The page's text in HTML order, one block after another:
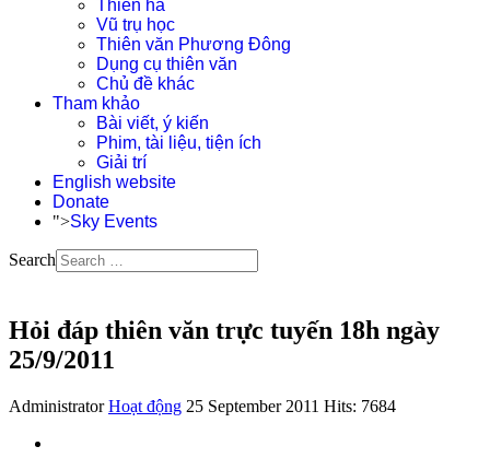
Thiên hà
Vũ trụ học
Thiên văn Phương Đông
Dụng cụ thiên văn
Chủ đề khác
Tham khảo
Bài viết, ý kiến
Phim, tài liệu, tiện ích
Giải trí
English website
Donate
">Sky Events
Search
Hỏi đáp thiên văn trực tuyến 18h ngày
25/9/2011
Administrator Hoạt động 25 September 2011 Hits: 7684